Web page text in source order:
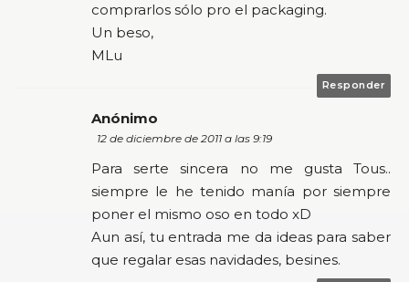
comprarlos sólo pro el packaging.
Un beso,
MLu
Responder
Anónimo
12 de diciembre de 2011 a las 9:19
Para serte sincera no me gusta Tous..
siempre le he tenido manía por siempre
poner el mismo oso en todo xD
Aun así, tu entrada me da ideas para saber
que regalar esas navidades, besines.